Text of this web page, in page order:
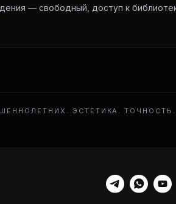
— свободный, доступ к
ЭСТЕТИКА.